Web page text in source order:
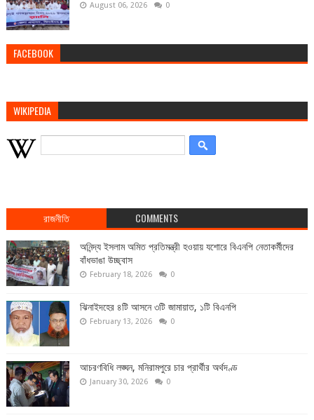
August 06, 2026 0
FACEBOOK
WIKIPEDIA
রাজনীতি COMMENTS
অনিন্দ্য ইসলাম অমিত প্রতিমন্ত্রী হওয়ায় যশোরে বিএনপি নেতাকর্মীদের
বাঁধভাঙা উচ্ছ্বাস
February 18, 2026 0
ঝিনাইদহের ৪টি আসনে ৩টি জামায়াত, ১টি বিএনপি
February 13, 2026 0
আচরণবিধি লঙ্ঘন, মনিরামপুরে চার প্রার্থীর অর্থদণ্ড
January 30, 2026 0